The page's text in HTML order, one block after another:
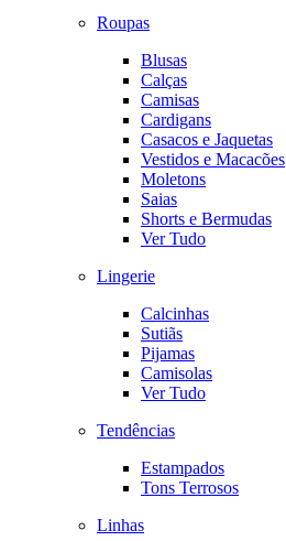
Roupas
Blusas
Calças
Camisas
Cardigans
Casacos e Jaquetas
Vestidos e Macacões
Moletons
Saias
Shorts e Bermudas
Ver Tudo
Lingerie
Calcinhas
Sutiãs
Pijamas
Camisolas
Ver Tudo
Tendências
Estampados
Tons Terrosos
Linhas